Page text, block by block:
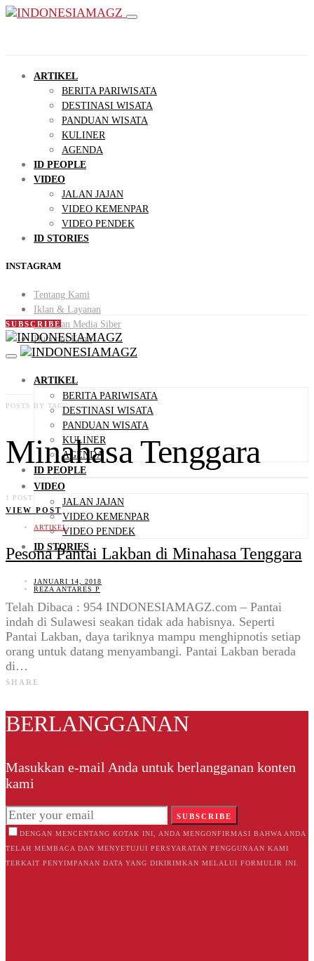
ARTIKEL
BERITA PARIWISATA
DESTINASI WISATA
PANDUAN WISATA
KULINER
AGENDA
ID PEOPLE
VIDEO
JALAN JAJAN
VIDEO KEMENPAR
VIDEO PENDEK
ID STORIES
INSTAGRAM
Tentang Kami
Iklan & Layanan
Pedoman Media Siber
Hubungi Kami
SUBSCRIBE
ARTIKEL
BERITA PARIWISATA
DESTINASI WISATA
PANDUAN WISATA
KULINER
AGENDA
ID PEOPLE
VIDEO
JALAN JAJAN
VIDEO KEMENPAR
VIDEO PENDEK
ID STORIES
POSTS BY TAG
Minahasa Tenggara
1 POST
VIEW POST
ARTIKEL
Pesona Pantai Lakban di Minahasa Tenggara
JANUARI 14, 2018
REZA ANTARES P
Telah Dibaca : 954 INDONESIAMAGZ.com – Pantai
indah di Sulawesi seakan tidak ada habisnya. Seperti
Pantai Lakban, daya tariknya mampu menghipnotis setiap
orang untuk datang menyambangi. Pantai Lakban berada
di…
SHARE
BERLANGGANAN
Masukkan e-mail Anda untuk berlangganan konten
kami
SUBSCRIBE
DENGAN MENCENTANG KOTAK INI, ANDA MENGONFIRMASI BAHWA ANDA
TELAH MEMBACA DAN MENYETUJUI PERSYARATAN PENGGUNAAN KAMI
TERKAIT PENYIMPANAN DATA YANG DIKIRIMKAN MELALUI FORMULIR INI.